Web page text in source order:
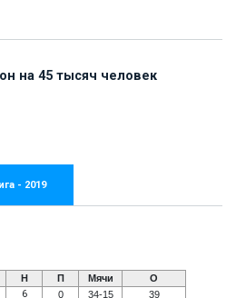
на 45 тысяч человек
- 2019
Н П Мячи
О
6 0 34-15 39